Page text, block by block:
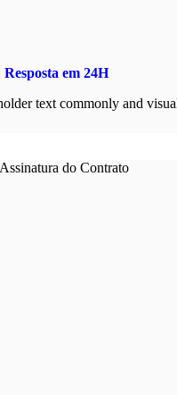
Resposta em 24H
text commonly and